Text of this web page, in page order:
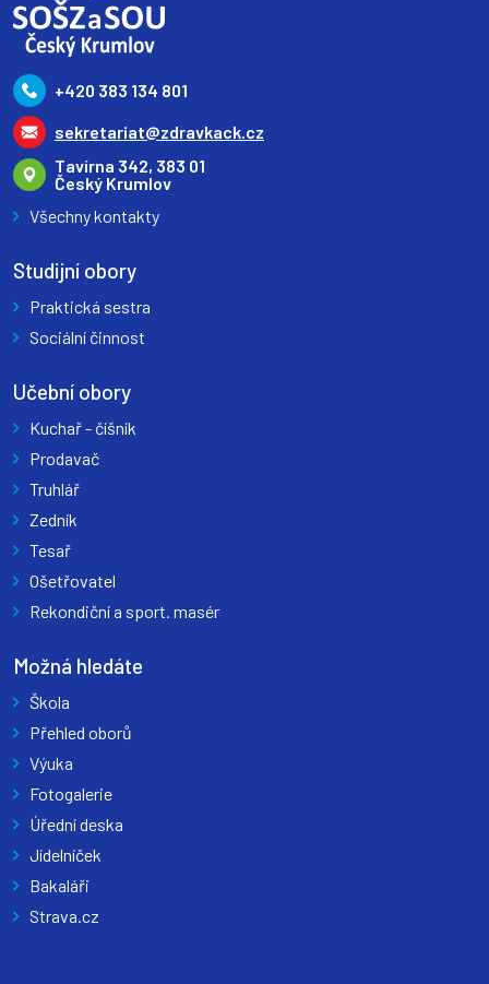
+420 383 134 801
sekretariat@zdravkack.cz
Tavírna 342, 383 01
Český Krumlov
Všechny kontakty
Studijní obory
Praktická sestra
Sociální činnost
Učební obory
Kuchař - číšník
Prodavač
Truhlář
Zedník
Tesař
Ošetřovatel
Rekondiční a sport. masér
Možná hledáte
Škola
Přehled oborů
Výuka
Fotogalerie
Úřední deska
Jídelníček
Bakaláři
Strava.cz